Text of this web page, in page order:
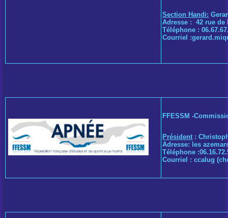
Section Handi:
Adresse : 42 rue de
Téléphone :
Courriel :
FFESSM -
Président :
Adresse: les
Téléphone
Courriel :ccalug